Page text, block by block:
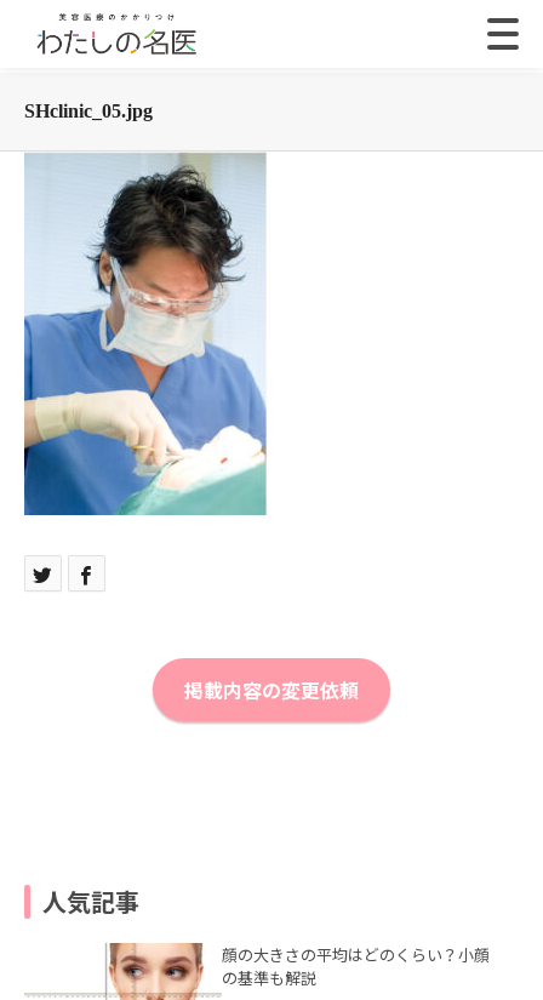
SHclinic_05.jpg
掲載内容の変更依頼
人気記事
顔の大きさの平均はどのくらい？小顔
の基準も解説